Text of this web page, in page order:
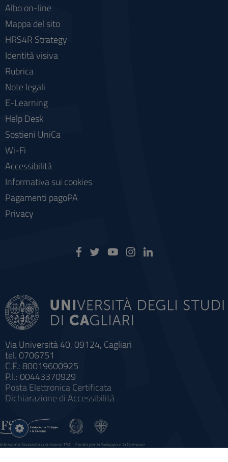
Via Università 40, 09124, Cagliari
tel. 0706751
C.F.: 80019600925
P.I.: 00443370929
Posta Elettronica Certificata
Dichiarazione di Accessibilità
Albo on-line
Mappa del sito
HRS4R Strategy
Identità visiva
Rubrica
Note legali
E-Learning
Help Desk
Sostieni UniCa
Wi-Fi
Accessibilità
Informativa sui cookies
Pagamenti pagoPA
Privacy
Intervento finanziato con risorse FSC - Fondo per lo Sviluppo e la Coesione
Sistema informatico gestionale integrato a supporto della didattica e della ricerca e potenziamento dei servizi online
Impostazioni
cookie